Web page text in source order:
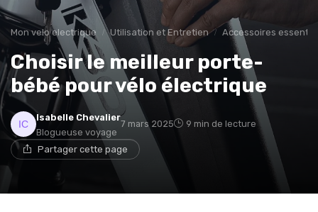
Mon velo electrique Utilisation et Entretien Accessoires
Choisir le meilleur porte-
bébé pour vélo électrique
Isabelle Chevalier
Blogueuse voyage
7 mars 2025 9 min de lecture
Partager cette page